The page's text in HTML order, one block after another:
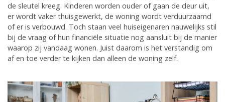
de sleutel kreeg. Kinderen worden ouder of gaan de deur uit,
er wordt vaker thuisgewerkt, de woning wordt verduurzaamd
of er is verbouwd. Toch staan veel huiseigenaren nauwelijks stil
bij de vraag of hun financiële situatie nog aansluit bij de manier
waarop zij vandaag wonen. Juist daarom is het verstandig om
af en toe verder te kijken dan alleen de woning zelf.